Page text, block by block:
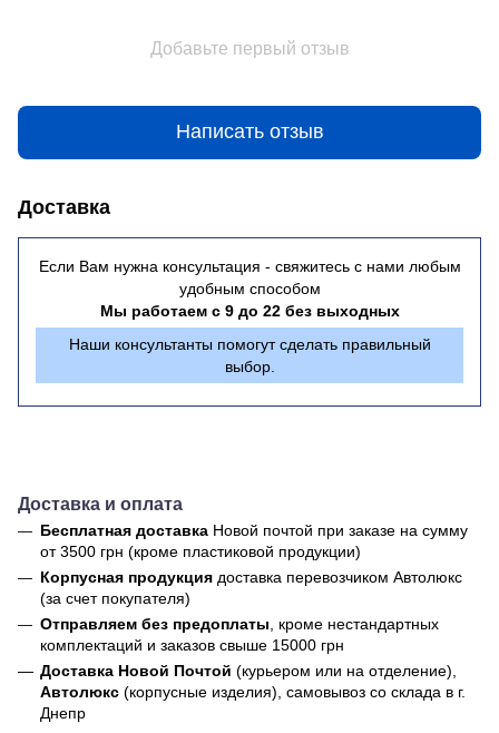
Добавьте первый отзыв
Написать отзыв
Доставка
Если Вам нужна консультация - свяжитесь с нами любым
удобным способом
Мы работаем с 9 до 22 без выходных
Наши консультанты помогут сделать правильный
выбор.
Доставка и оплата
Бесплатная доставка Новой почтой при заказе на сумму
от 3500 грн (кроме пластиковой продукции)
Корпусная продукция доставка перевозчиком Автолюкс
(за счет покупателя)
Отправляем без предоплаты , кроме нестандартных
комплектаций и заказов свыше 15000 грн
Доставка Новой Почтой (курьером или на отделение),
Автолюкс (корпусные изделия), самовывоз со склада в г.
Днепр